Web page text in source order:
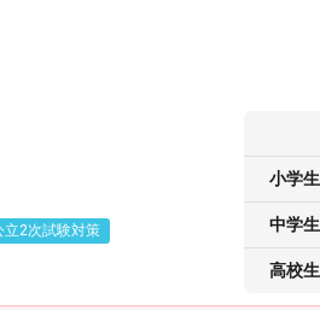
立2次試験対策
小学生
中学生
高校生